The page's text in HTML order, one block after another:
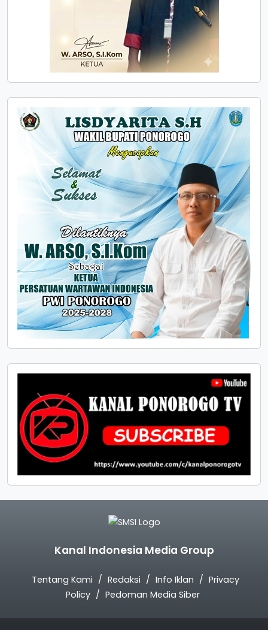
Kanal Indonesia Media Group
Tentang Kami Redaksi Info Iklan
Privacy
Policy
Pedoman Media Siber